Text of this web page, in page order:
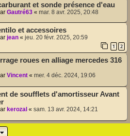
et sonde présence d'eau
Gautré63 « mar. 8 avr. 2025, 20:48
et accessoires
jean « jeu. 20 févr. 2025, 20:59
1 2
roues en alliage mercedes 316
Vincent « mer. 4 déc. 2024, 19:06
de soufflets d'amortisseur Avant
kerozal « sam. 13 avr. 2024, 14:21